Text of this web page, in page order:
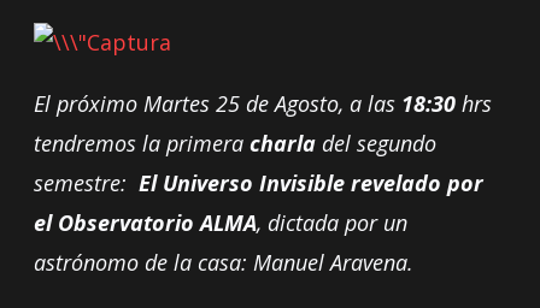
El próximo Martes 25 de Agosto, a las 18:30hrs
tendremos la primeracharladel segundo
semestre: El Universo Invisible revelado por
el Observatorio ALMA, dictada por un
astrónomo de la casa: Manuel Aravena.